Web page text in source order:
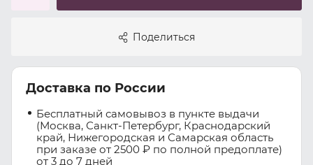
Поделиться
Доставка по России
Бесплатный самовывоз в пункте выдачи
(Москва, Санкт-Петербург, Краснодарский
край, Нижегородская и Самарская область
при заказе от 2500 ₽ по полной предоплате)
от 3 до 7 дней